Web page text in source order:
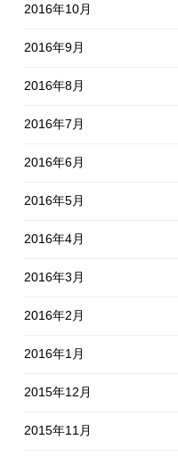
2016年10月
2016年9月
2016年8月
2016年7月
2016年6月
2016年5月
2016年4月
2016年3月
2016年2月
2016年1月
2015年12月
2015年11月